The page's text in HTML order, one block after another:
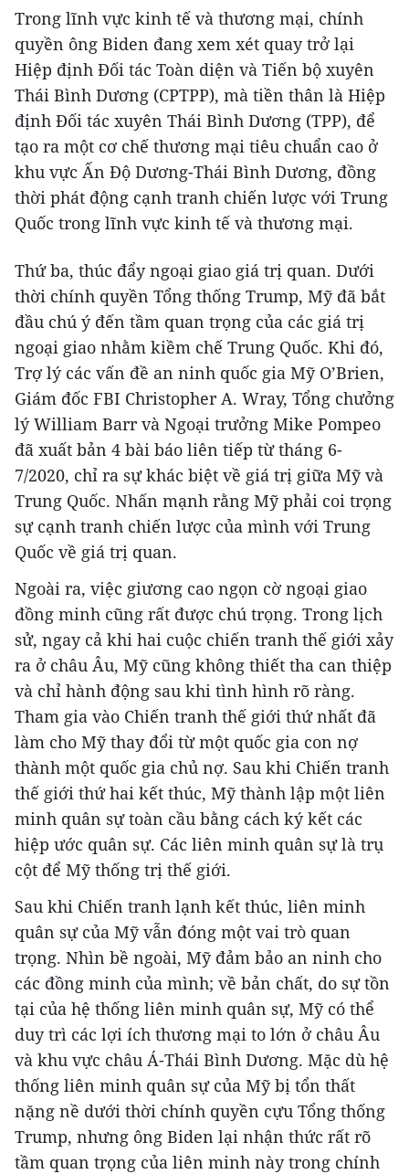
Trong lĩnh vực kinh tế và thương mại, chính
quyền ông Biden đang xem xét quay trở lại
Hiệp định Đối tác Toàn diện và Tiến bộ xuyên
Thái Bình Dương (CPTPP), mà tiền thân là Hiệp
định Đối tác xuyên Thái Bình Dương (TPP), để
tạo ra một cơ chế thương mại tiêu chuẩn cao ở
khu vực Ấn Độ Dương-Thái Bình Dương, đồng
thời phát động cạnh tranh chiến lược với Trung
Quốc trong lĩnh vực kinh tế và thương mại.
Thứ ba, thúc đẩy ngoại giao giá trị quan. Dưới
thời chính quyền Tổng thống Trump, Mỹ đã bắt
đầu chú ý đến tầm quan trọng của các giá trị
ngoại giao nhằm kiềm chế Trung Quốc. Khi đó,
Trợ lý các vấn đề an ninh quốc gia Mỹ O’Brien,
Giám đốc FBI Christopher A. Wray, Tổng chưởng
lý William Barr và Ngoại trưởng Mike Pompeo
đã xuất bản 4 bài báo liên tiếp từ tháng 6-
7/2020, chỉ ra sự khác biệt về giá trị giữa Mỹ và
Trung Quốc. Nhấn mạnh rằng Mỹ phải coi trọng
sự cạnh tranh chiến lược của mình với Trung
Quốc về giá trị quan.
Ngoài ra, việc giương cao ngọn cờ ngoại giao
đồng minh cũng rất được chú trọng. Trong lịch
sử, ngay cả khi hai cuộc chiến tranh thế giới xảy
ra ở châu Âu, Mỹ cũng không thiết tha can thiệp
và chỉ hành động sau khi tình hình rõ ràng.
Tham gia vào Chiến tranh thế giới thứ nhất đã
làm cho Mỹ thay đổi từ một quốc gia con nợ
thành một quốc gia chủ nợ. Sau khi Chiến tranh
thế giới thứ hai kết thúc, Mỹ thành lập một liên
minh quân sự toàn cầu bằng cách ký kết các
hiệp ước quân sự. Các liên minh quân sự là trụ
cột để Mỹ thống trị thế giới.
Sau khi Chiến tranh lạnh kết thúc, liên minh
quân sự của Mỹ vẫn đóng một vai trò quan
trọng. Nhìn bề ngoài, Mỹ đảm bảo an ninh cho
các đồng minh của mình; về bản chất, do sự tồn
tại của hệ thống liên minh quân sự, Mỹ có thể
duy trì các lợi ích thương mại to lớn ở châu Âu
và khu vực châu Á-Thái Bình Dương. Mặc dù hệ
thống liên minh quân sự của Mỹ bị tổn thất
nặng nề dưới thời chính quyền cựu Tổng thống
Trump, nhưng ông Biden lại nhận thức rất rõ
tầm quan trọng của liên minh này trong chính